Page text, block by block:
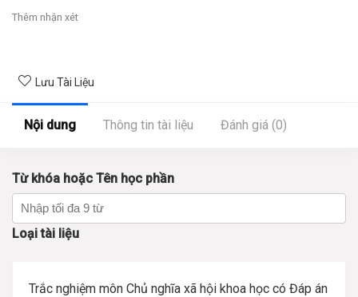
Thêm nhận xét
Lưu Tài Liệu
Nội dung Thông tin tài liệu Đánh giá (0)
Từ khóa hoặc Tên học phần
Loại tài liệu
Trắc nghiệm môn Chủ nghĩa xã hội khoa học có Đáp án